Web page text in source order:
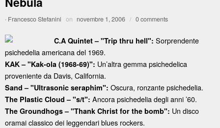
· Francesco Stefanini on novembre 1, 2006 / 0 comments
C.A Quintet – "Trip thru hell": Sorprendente
psichedelia americana del 1969.
KAK – "Kak-ola (1968-69)": Un’altra gemma psichedelica
proveniente da Davis, California.
Sand – "Ultrasonic seraphim": Oscura, ronzante psichedelia.
The Plastic Cloud – "s/t": Ancora psichedelia degli anni ’60.
The Groundhogs – "Thank Christ for the bomb": Un disco
oramai classico dei leggendari blues rockers.